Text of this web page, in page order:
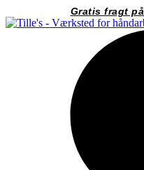
til
Gratis fragt